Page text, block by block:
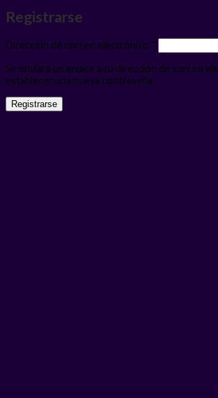
Registrarse
Dirección de correo electrónico *
Se enviará un enlace a tu dirección de correo
establecer una nueva contraseña.
Registrarse